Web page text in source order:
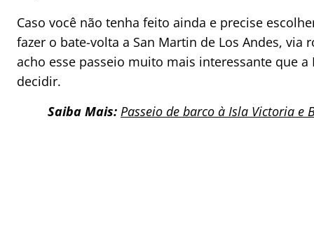
Caso você não tenha feito ainda e precise
fazer o bate-volta a San Martin de Los Andes, via
acho esse passeio muito mais interessante que
decidir.
Saiba Mais: Passeio de barco à Isla Victoria e